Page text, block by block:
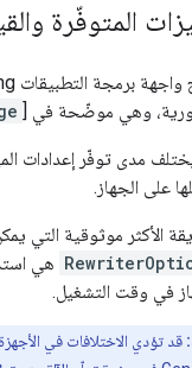
المتوفّرة
وهي موضّحة في [
مدى توفّر إعدادات
على الجهاز.
الأكثر موثوقية التي
هي
في وقت التشغيل.